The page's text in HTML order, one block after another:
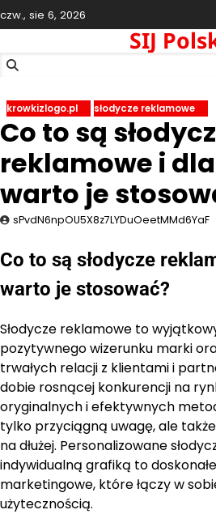
Skip
to
czw., sie 6, 2026
SIJ
krowkizlogo.pl słodycze reklamowe
Co to są
reklamowe i
warto je
sPvdN6npOU5X8z7LYDuOeetMMd6YaF
Co to są słodycze
warto je stosować?
Słodycze reklamowe to
pozytywnego wizerunku marki
trwałych relacji z klientami i
dobie rosnącej konkurencji na
oryginalnych i efektywnych
tylko przyciągną uwagę, ale
na dłużej. Personalizowane
indywidualną grafiką to
marketingowe, które łączy w
użytecznością.